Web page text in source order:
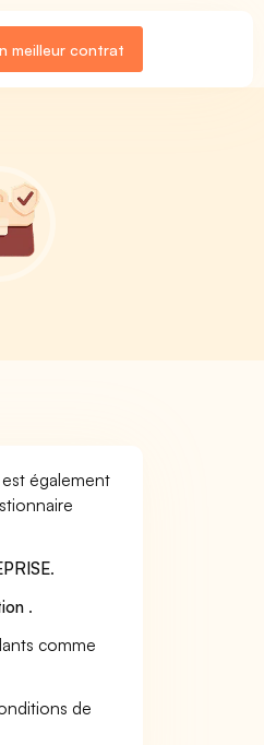
meilleur contrat
également
.
.
comme
de